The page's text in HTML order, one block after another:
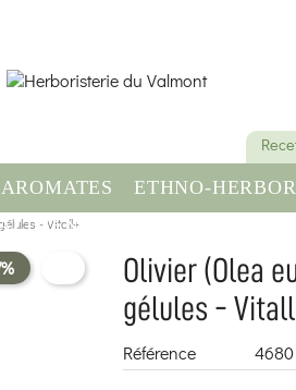
ETHNO-
- Vitall+
Olivier (Olea
gélules -
Référence 4680